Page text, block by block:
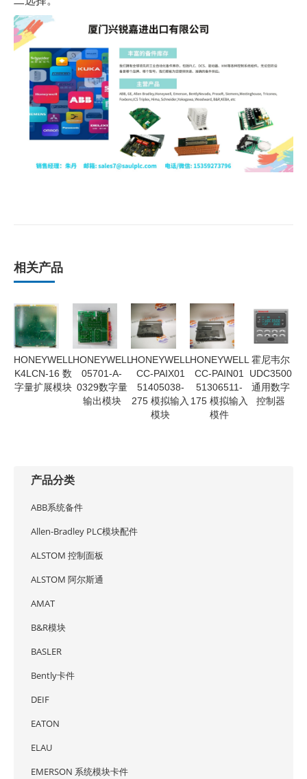
相关产品
HONEYWELL
K4LCN-16 数
字量扩展模块
HONEYWELL
05701-A-
0329数字量
输出模块
HONEYWELL
CC-PAIX01
51405038-
275 模拟输入
模块
HONEYWELL
CC-PAIN01
51306511-
175 模拟输入
模件
霍尼韦尔
UDC3500
通用数字
控制器
产品分类
ABB系统备件
Allen-Bradley PLC模块配件
ALSTOM 控制面板
ALSTOM 阿尔斯通
AMAT
B&R模块
BASLER
Bently卡件
DEIF
EATON
ELAU
EMERSON 系统模块卡件